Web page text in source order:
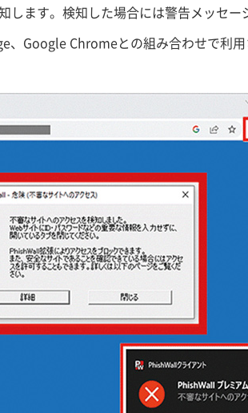
ます。検知した場合には警告メッセー
Google Chromeとの組み合わせで利